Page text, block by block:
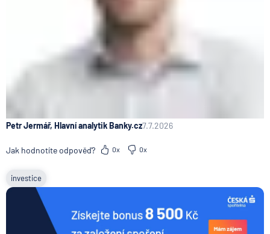
Petr Jermář, Hlavní analytik Banky.cz7.7.2026
Jak hodnotíte odpověď? 0x 0x
investice